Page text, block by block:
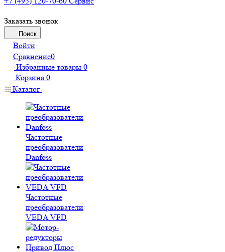
Заказать звонок
Поиск
Войти
Сравнение0
Избранные товары 0
Корзина 0
Каталог
Частотные
преобразователи
Danfoss
Частотные
преобразователи
VEDA VFD